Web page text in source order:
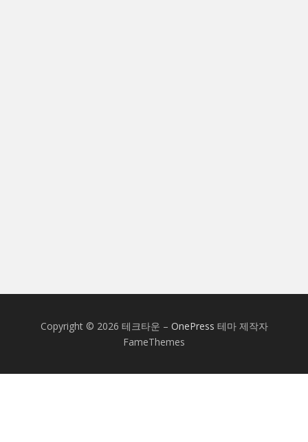
Copyright © 2026 테크타운 – OnePress 테마 제작자
FameThemes